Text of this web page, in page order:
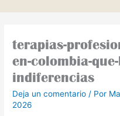
terapias-
en-colombia-
indiferencias
Deja un comentario / Por
2026